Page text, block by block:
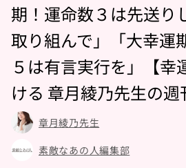
期！運命数３は先送り
取り組んで」「大幸運
５は有言実行を」【幸
ける 章月綾乃先生の週
章月綾乃先生
素敵なあの人編集部